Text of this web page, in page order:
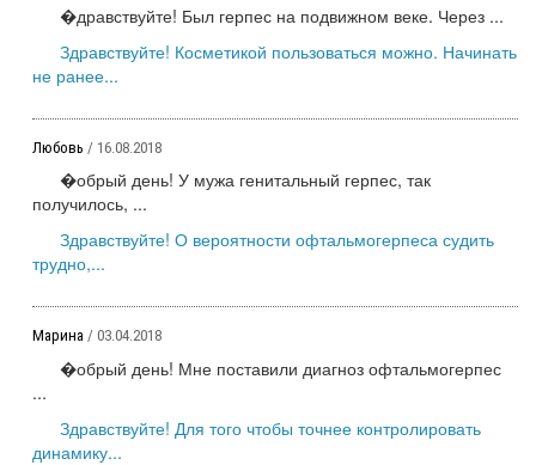
�дравствуйте! Был герпес на подвижном веке. Через ...
Здравствуйте! Косметикой пользоваться можно. Начинать
не ранее...
Любовь / 16.08.2018
�обрый день! У мужа генитальный герпес, так
получилось, ...
Здравствуйте! О вероятности офтальмогерпеса судить
трудно,...
Марина / 03.04.2018
�обрый день! Мне поставили диагноз офтальмогерпес
...
Здравствуйте! Для того чтобы точнее контролировать
динамику...